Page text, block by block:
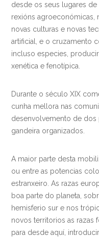
desde os seus lugares
rexións agroeconómicas,
novas culturas e novas
artificial, e o cruzamento
incluso especies,
xenética e fenotípica.
Durante o século XIX
cunha mellora nas
desenvolvemento de
gandeira organizados.
A maior parte desta
ou entre as potencias
estranxeiro. As razas
boa parte do planeta,
hemisferio sur e nos
novos territorios as razas
para desde aquí,